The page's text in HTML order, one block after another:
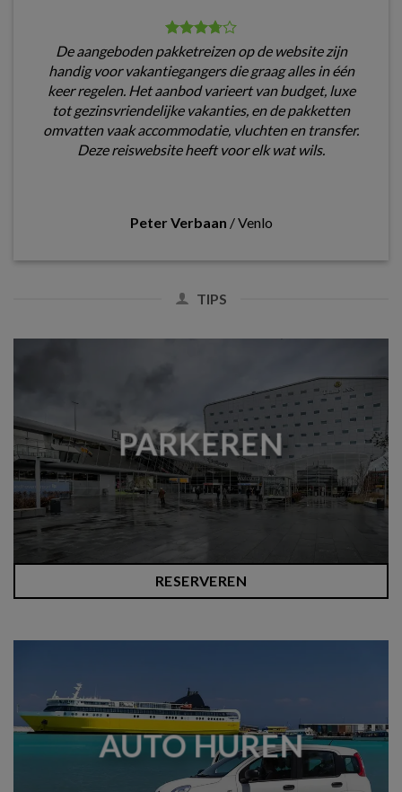
De aangeboden pakketreizen op de website zijn
handig voor vakantiegangers die graag alles in één
keer regelen. Het aanbod varieert van budget, luxe
tot gezinsvriendelijke vakanties, en de pakketten
omvatten vaak accommodatie, vluchten en transfer.
Deze reiswebsite heeft voor elk wat wils.
Peter Verbaan /Venlo
TIPS
PARKEREN
RESERVEREN
AUTO HUREN